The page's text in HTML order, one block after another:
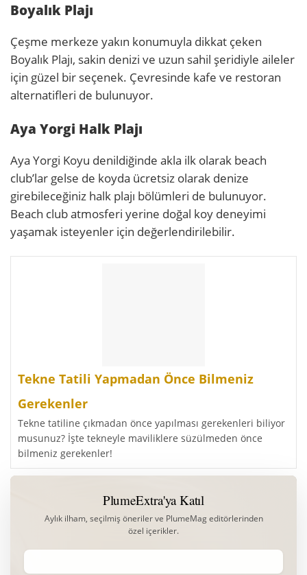
Boyalık Plajı
Çeşme merkeze yakın konumuyla dikkat çeken
Boyalık Plajı, sakin denizi ve uzun sahil şeridiyle aileler
için güzel bir seçenek. Çevresinde kafe ve restoran
alternatifleri de bulunuyor.
Aya Yorgi Halk Plajı
Aya Yorgi Koyu denildiğinde akla ilk olarak beach
club’lar gelse de koyda ücretsiz olarak denize
girebileceğiniz halk plajı bölümleri de bulunuyor.
Beach club atmosferi yerine doğal koy deneyimi
yaşamak isteyenler için değerlendirilebilir.
Tekne Tatili Yapmadan Önce Bilmeniz
Gerekenler
Tekne tatiline çıkmadan önce yapılması gerekenleri biliyor
musunuz? İşte tekneyle maviliklere süzülmeden önce
bilmeniz gerekenler!
PlumeExtra'ya Katıl
Aylık ilham, seçilmiş öneriler ve PlumeMag editörlerinden
özel içerikler.